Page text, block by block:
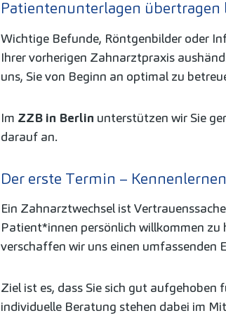
Patientenunterlagen übertragen
Wichtige Befunde, Röntgenbilder oder
Ihrer vorherigen Zahnarztpraxis
uns, Sie von Beginn an optimal zu
Im ZZB in Berlin unterstützen wir Sie
darauf an.
Der erste Termin –
Ein Zahnarztwechsel ist
Patient*innen persönlich willkommen zu
verschaffen wir uns einen umfassenden
Ziel ist es, dass Sie sich gut
individuelle Beratung stehen dabei im